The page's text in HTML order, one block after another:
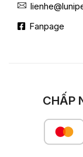
Fanpage
CHẤP